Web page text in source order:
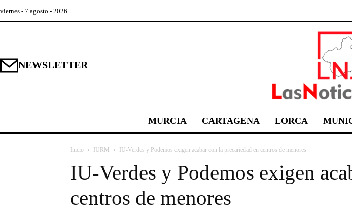
viernes - 7 agosto - 2026
NEWSLETTER
MURCIA CARTAGENA LORCA
Inicio IURM IU-Verdes y Podemos exigen acabar con la precariedad en centros de menores
IU-Verdes y Podemos exigen
centros de menores